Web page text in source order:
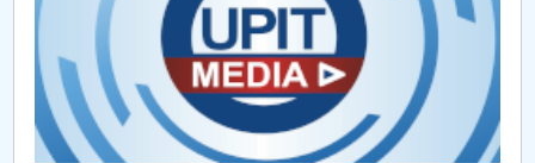
Proiecte internaționale 2018
Proiecte internaționale 2022